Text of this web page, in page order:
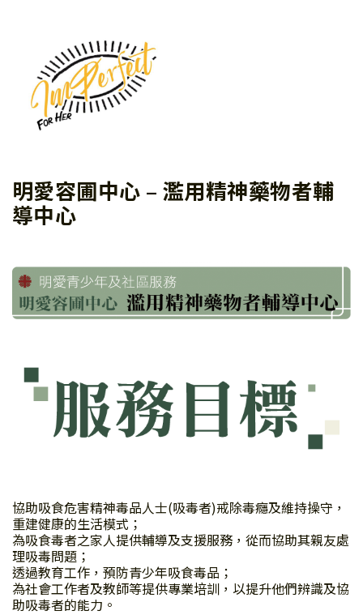
明愛容圃中心 – 濫用精神藥物者輔
導中心
協助吸食危害精神毒品人士(吸毒者)戒除毒癮及維持操守，
重建健康的生活模式；
為吸食毒者之家人提供輔導及支援服務，從而協助其親友處
理吸毒問題；
透過教育工作，預防青少年吸食毒品；
為社會工作者及教師等提供專業培訓，以提升他們辨識及協
助吸毒者的能力。